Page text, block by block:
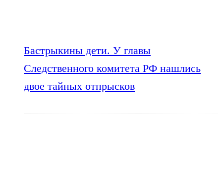
Бастрыкины дети. У главы
Следственного комитета РФ нашлись
двое тайных отпрысков